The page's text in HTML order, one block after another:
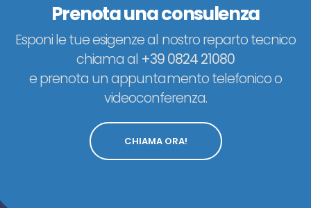
Prenota una consulenza
Esponi le tue esigenze al nostro reparto tecnico
chiama al +39 0824 21080
e prenota un appuntamento telefonico o
videoconferenza.
CHIAMA ORA!